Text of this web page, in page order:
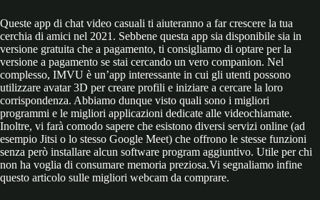
Queste app di chat video casuali ti aiuteranno a far crescere la tua
cerchia di amici nel 2021. Sebbene questa app sia disponibile sia in
versione gratuita che a pagamento, ti consigliamo di optare per la
versione a pagamento se stai cercando un vero companion. Nel
complesso, IMVU è un’app interessante in cui gli utenti possono
utilizzare avatar 3D per creare profili e iniziare a cercare la loro
corrispondenza. Abbiamo dunque visto quali sono i migliori
programmi e le migliori applicazioni dedicate alle videochiamate.
Inoltre, vi farà comodo sapere che esistono diversi servizi online (ad
esempio Jitsi o lo stesso Google Meet) che offrono le stesse funzioni
senza però installare alcun software program aggiuntivo. Utile per chi
non ha voglia di consumare memoria preziosa.Vi segnaliamo infine
questo articolo sulle migliori webcam da comprare.